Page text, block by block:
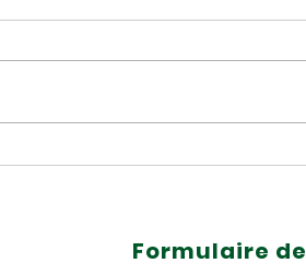
COMMUNIQUÉ | Lancement
Formulaire